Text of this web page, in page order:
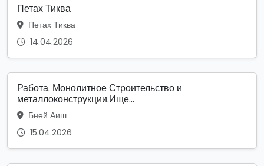
Петах Тиква
Петах Тиква
14.04.2026
Работа. Монолитное Строительство и
металлоконструкции.Ище...
Бней Аиш
15.04.2026